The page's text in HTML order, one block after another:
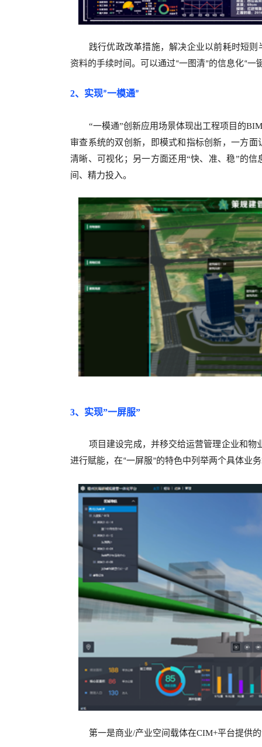
践行优政改革措施，解决企业以前耗时短
资料的手续时间。可以通过“一图清”的信息化“一
2、 实现”一模通”
“一模通”创新应用场景体现出工程项目的
审查系统的双创新，即模式和指标创新，一方
清晰、可视化；另一方面还用“快、准、稳”的
间、精力投入。
3、实现”一屏服”
项目建设完成，并移交给运营管理企业和物
进行赋能，在“一屏服”的特色中列举两个具体业
第一是商业/产业空间载体在CIM+平台提供